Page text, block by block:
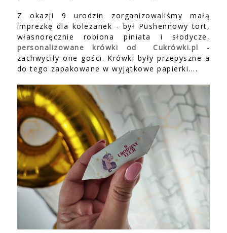
Z okazji 9 urodzin zorganizowaliśmy małą
imprezkę dla koleżanek - był Pushennowy tort,
własnoręcznie robiona piniata i słodycze,
personalizowane krówki od Cukrówki.pl -
zachwyciły one gości. Krówki były przepyszne a
do tego zapakowane w wyjątkowe papierki....